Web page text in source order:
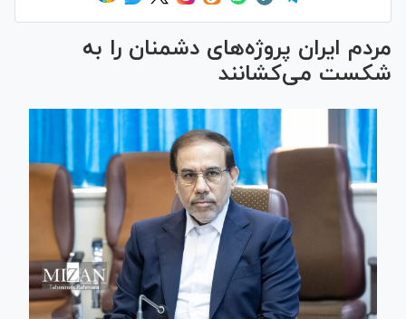
مردم ایران پروژه‌های دشمنان را به
شکست می‌کشانند